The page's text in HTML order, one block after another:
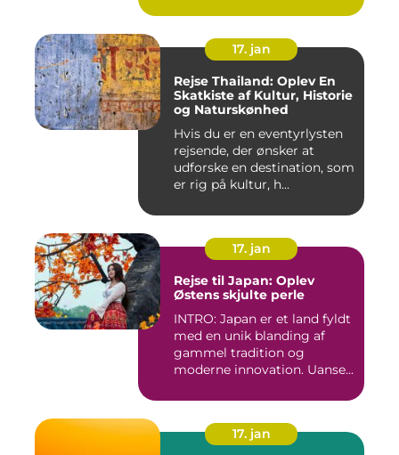
17. jan
Rejse Thailand: Oplev En
Skatkiste af Kultur, Historie
og Naturskønhed
Hvis du er en eventyrlysten
rejsende, der ønsker at
udforske en destination, som
er rig på kultur, h...
17. jan
Rejse til Japan: Oplev
Østens skjulte perle
INTRO: Japan er et land fyldt
med en unik blanding af
gammel tradition og
moderne innovation. Uanse...
17. jan